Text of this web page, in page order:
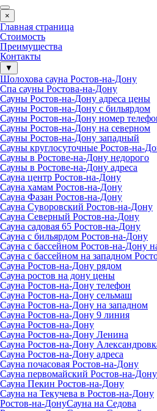
×
Главная страница
Стоимость
Преимущества
Контакты
▼
Шолохова сауна Ростов-на-Дону
Спа сауны Ростова-на-Дону
Сауны Ростов-на-Дону адреса цены
Сауны Ростов-на-Дону с бильярдом
Сауны Ростов-на-Дону номер
Сауны Ростов-на-Дону на северном
Сауны Ростов-на-Дону западный
Сауны круглосуточные Ростов-на-
Сауны в Ростове-на-Дону недорого
Сауны в Ростове-на-Дону адреса
Сауна центр Ростов-на-Дону
Сауна хамам Ростов-на-Дону
Сауна Фазан Ростов-на-Дону
Сауна Суворовский Ростов-на-Дону
Сауна Северный Ростов-на-Дону
Сауна садовая 65 Ростов-на-Дону
Сауна с бильярдом Ростов-на-Дону
Сауна с бассейном Ростов-на-Дону
Сауна с бассейном на западном
Сауна Ростов-на-Дону рядом
Сауна ростов на дону цены
Сауна Ростов-на-Дону телефон
Сауна Ростов-на-Дону сельмаш
Сауна Ростов-на-Дону на западном
Сауна Ростов-на-Дону 9 линия
Сауна Ростов-на-Дону
Сауна Ростов-на-Дону Ленина
Сауна Ростов-на-Дону
Сауна Ростов-на-Дону адреса
Сауна почасовая Ростов-на-Дону
Сауна первомайский Ростов-на-Дону
Сауна Пекин Ростов-на-Дону
Сауна на Текучева в Ростов-на-Дону
Ростов-на-ДонуСауна на Седова